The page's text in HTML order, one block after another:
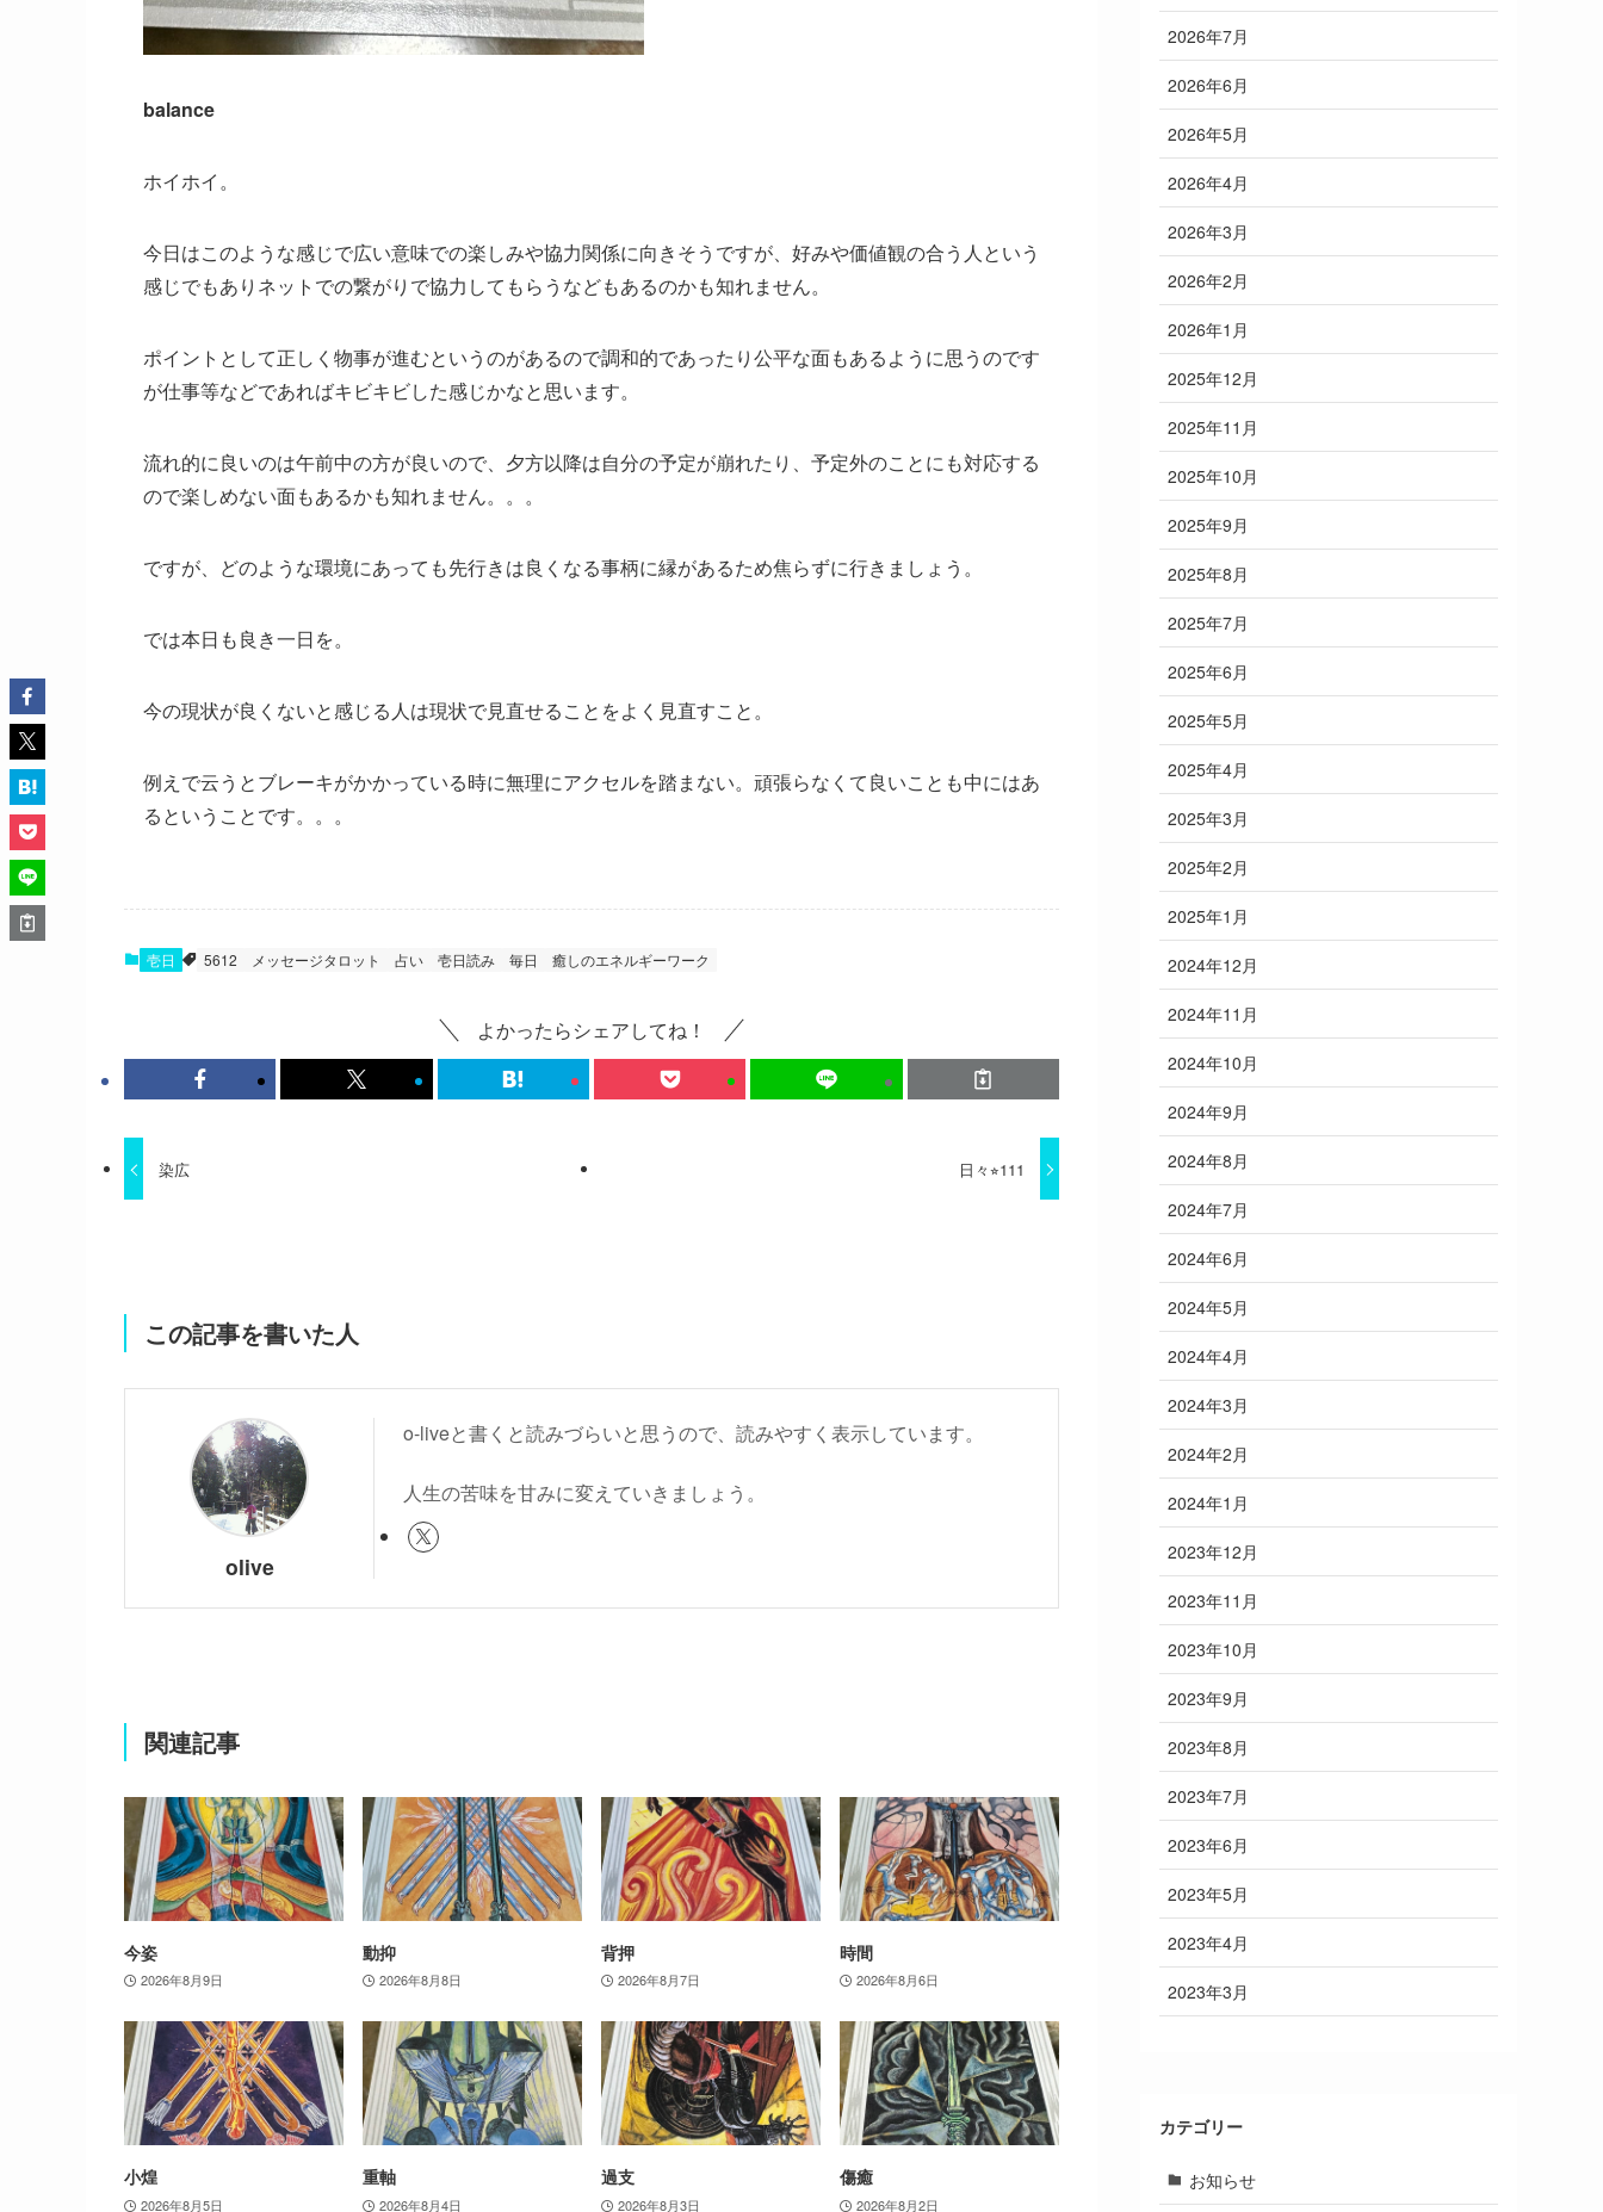
balance
ホイホイ。
今日はこのような感じで広い意味での楽しみや協力関係に向きそうですが、好みや価値観の合う人という
感じでもありネットでの繋がりで協力してもらうなどもあるのかも知れません。
ポイントとして正しく物事が進むというのがあるので調和的であったり公平な面もあるように思うのです
が仕事等などであればキビキビした感じかなと思います。
流れ的に良いのは午前中の方が良いので、夕方以降は自分の予定が崩れたり、予定外のことにも対応する
ので楽しめない面もあるかも知れません。。。
ですが、どのような環境にあっても先行きは良くなる事柄に縁があるため焦らずに行きましょう。
では本日も良き一日を。
今の現状が良くないと感じる人は現状で見直せることをよく見直すこと。
例えで云うとブレーキがかかっている時に無理にアクセルを踏まない。頑張らなくて良いことも中にはあ
るということです。。。
壱日 5612 メッセージタロット 占い 壱日読み 毎日 癒しのエネルギーワーク
よかったらシェアしてね！
染広 日々⭐︎111
この記事を書いた人
olive
o-liveと書くと読みづらいと思うので、読みやすく表示しています。
人生の苦味を甘みに変えていきましょう。
関連記事
今姿
2026年8月9日
動抑
2026年8月8日
背押
2026年8月7日
時間
2026年8月6日
小煌
2026年8月5日
重軸
2026年8月4日
過支
2026年8月3日
傷癒
2026年8月2日
2026年7月
2026年6月
2026年5月
2026年4月
2026年3月
2026年2月
2026年1月
2025年12月
2025年11月
2025年10月
2025年9月
2025年8月
2025年7月
2025年6月
2025年5月
2025年4月
2025年3月
2025年2月
2025年1月
2024年12月
2024年11月
2024年10月
2024年9月
2024年8月
2024年7月
2024年6月
2024年5月
2024年4月
2024年3月
2024年2月
2024年1月
2023年12月
2023年11月
2023年10月
2023年9月
2023年8月
2023年7月
2023年6月
2023年5月
2023年4月
2023年3月
カテゴリー
お知らせ